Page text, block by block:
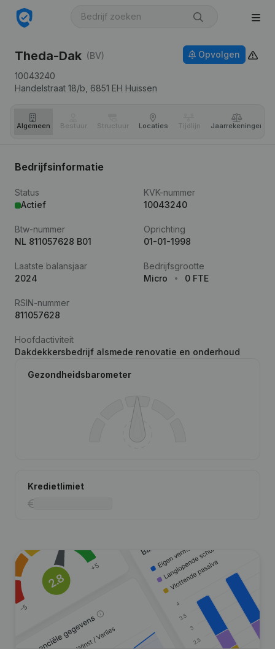
Theda-Dak (BV)
10043240
Handelstraat 18/b, 6851 EH Huissen
Opvolgen
Algemeen Bestuur Structuur Locaties Tijdlijn Jaar­rekeningen
Bedrijfsinformatie
Status
Actief
KVK-nummer
10043240
Btw-nummer
NL 811057628 B01
Oprichting
01-01-1998
Laatste balansjaar
2024
Bedrijfsgrootte
Micro
0 FTE
RSIN-nummer
811057628
Hoofdactiviteit
Dakdekkersbedrijf alsmede renovatie en onderhoud
Gezondheidsbarometer
Kredietlimiet